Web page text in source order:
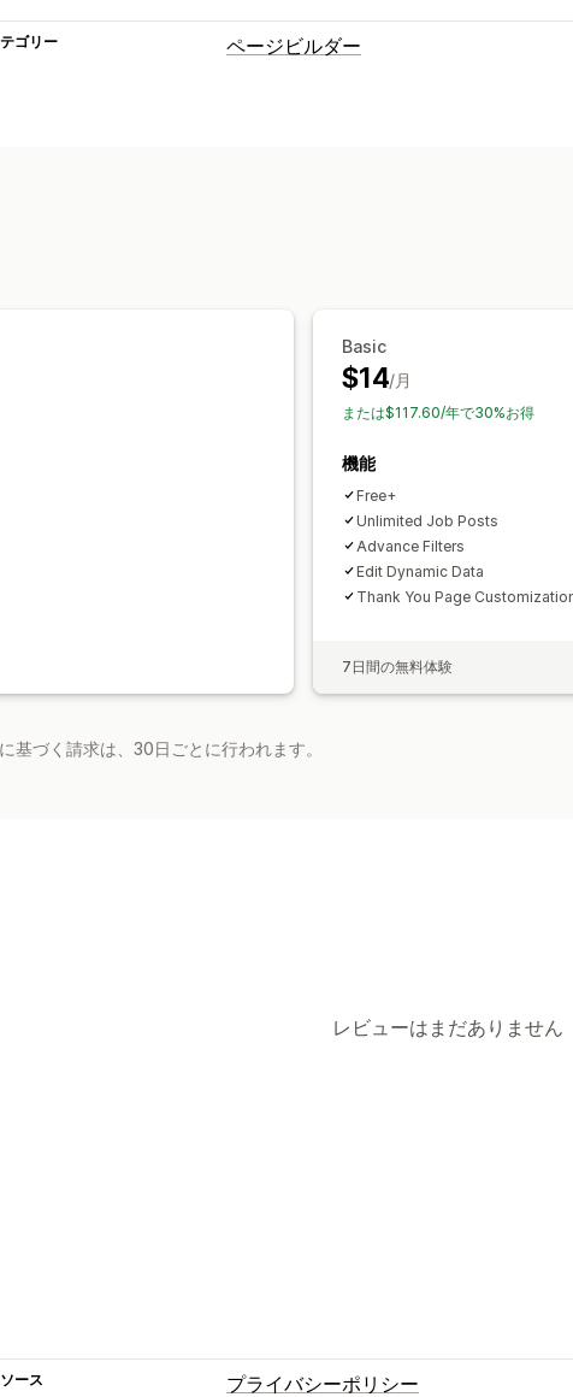
ゴリー ページビルダー
Basic
$14/月
または$117.60/年で30%お得
機能
Free+
Unlimited Job Posts
Advance Filters
Edit Dynamic Data
Thank You Page
7日間の無料体験
基づく請求は、30日ごとに行われます。
レビューはまだありません
ース
プライバシーポリシー